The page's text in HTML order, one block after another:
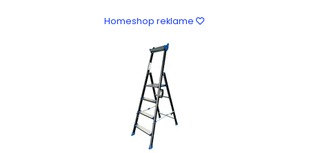
Homeshop reklame